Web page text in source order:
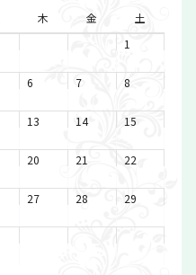
木 金
土
1
6 7 8
13 14 15
20 21 22
27 28 29